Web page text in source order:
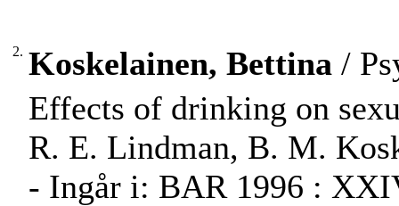
2. Koskelainen, Bettina /
Effects of drinking on
R. E. Lindman, B. M.
- Ingår i: BAR 1996 :